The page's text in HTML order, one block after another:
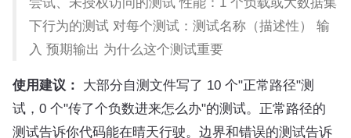
下行为的测试 对每个测试：测试名称（描述性） 输
入 预期输出 为什么这个测试重要
使用建议： 大部分自测文件写了 10 个"正常路径"测
试，0 个"传了个负数进来怎么办"的测试。正常路径的
测试告诉你代码能在晴天行驶。边界和错误的测试告诉